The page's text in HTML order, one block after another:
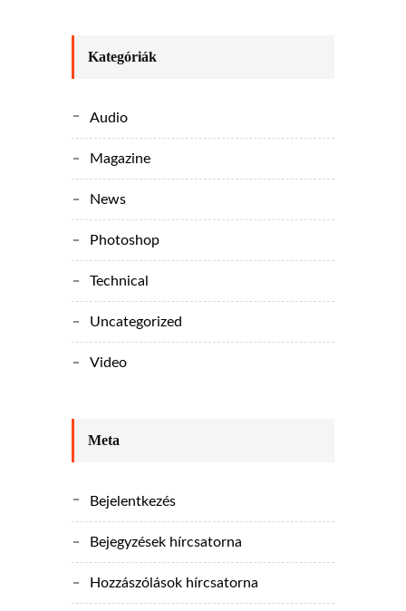
Kategóriák
Audio
Magazine
News
Photoshop
Technical
Uncategorized
Video
Meta
Bejelentkezés
Bejegyzések hírcsatorna
Hozzászólások hírcsatorna